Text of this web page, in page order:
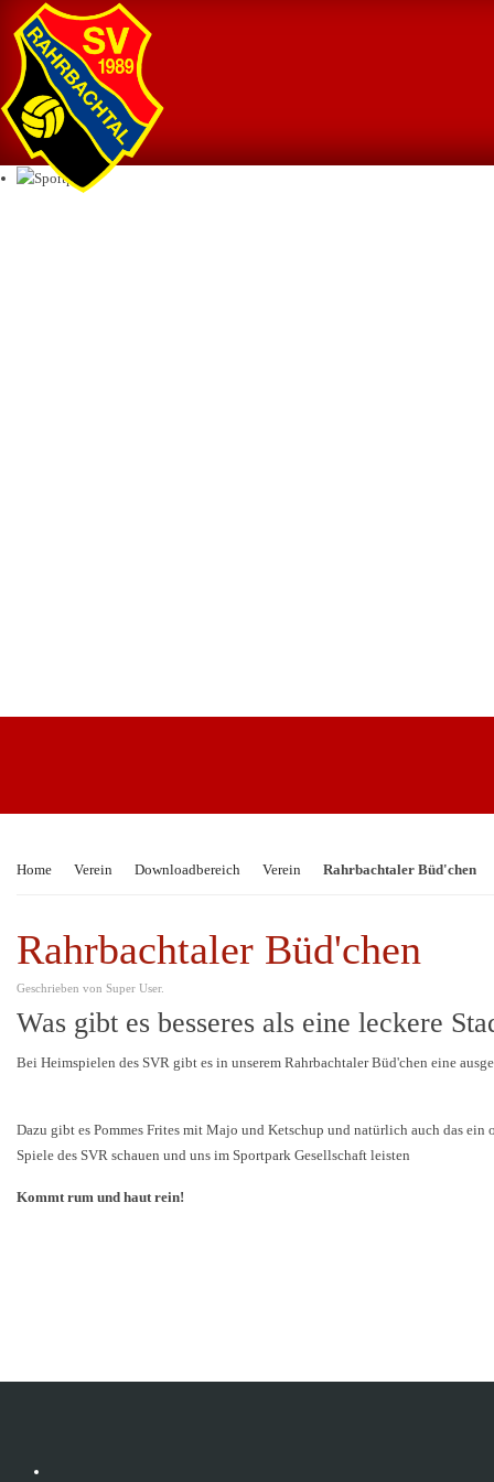
Home Verein Downloadbereich Verein Rahrbachtaler Büd'chen
Rahrbachtaler Büd'chen
Geschrieben von Super User.
Was gibt es besseres als eine leckere
Bei Heimspielen des SVR gibt es in unserem Rahrbachtaler Büd'chen eine
Dazu gibt es Pommes Frites mit Majo und Ketschup und natürlich auch das
Spiele des SVR schauen und uns im Sportpark Gesellschaft leisten
Kommt rum und haut rein!